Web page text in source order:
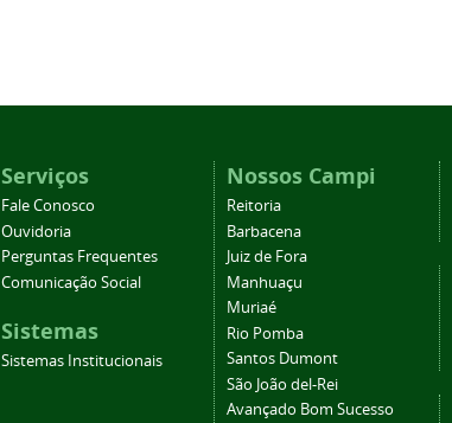
Serviços
Fale Conosco
Ouvidoria
Perguntas Frequentes
Comunicação Social
Sistemas
Sistemas Institucionais
Nossos Campi
Reitoria
Barbacena
Juiz de Fora
Manhuaçu
Muriaé
Rio Pomba
Santos Dumont
São João del-Rei
Avançado Bom Sucesso